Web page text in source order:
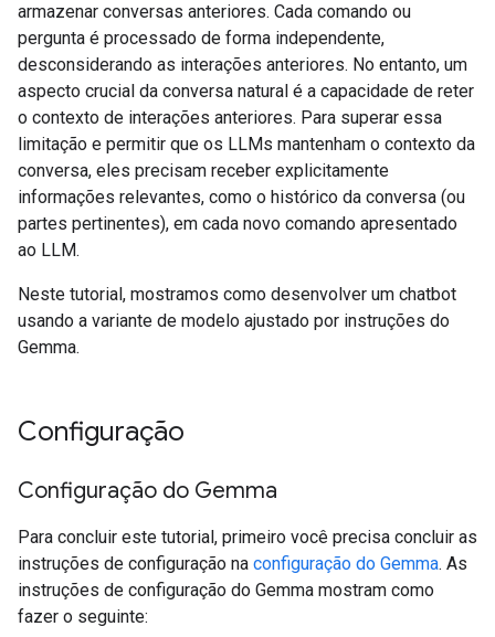
armazenar conversas anteriores. Cada comando ou
pergunta é processado de forma independente,
desconsiderando as interações anteriores. No entanto, um
aspecto crucial da conversa natural é a capacidade de reter
o contexto de interações anteriores. Para superar essa
limitação e permitir que os LLMs mantenham o contexto da
conversa, eles precisam receber explicitamente
informações relevantes, como o histórico da conversa (ou
partes pertinentes), em cada novo comando apresentado
ao LLM.
Neste tutorial, mostramos como desenvolver um chatbot
usando a variante de modelo ajustado por instruções do
Gemma.
Configuração
Configuração do Gemma
Para concluir este tutorial, primeiro você precisa concluir as
instruções de configuração na configuração do Gemma. As
instruções de configuração do Gemma mostram como
fazer o seguinte: